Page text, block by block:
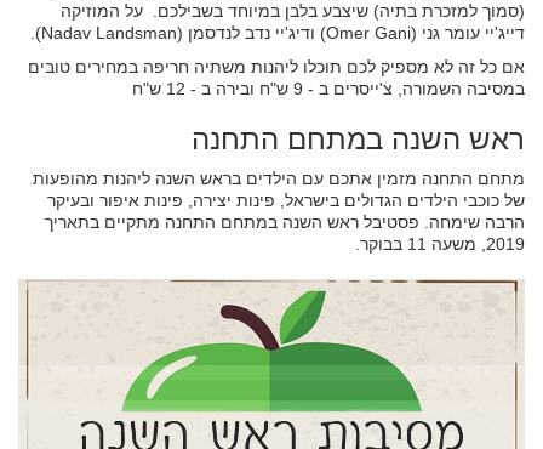
(סמוך למזכרת בתיה) שיצבע בלבן במיוחד בשבילכם. על המוזיקה
דייג'יי עומר גני (Omer Gani) ודיג'יי נדב לנדסמן (Nadav Landsman).
אם כל זה לא מספיק לכם תוכלו ליהנות משתיה חריפה במחירים טובים
במסיבה השמורה, צ'ייסרים ב - 9 ש"ח ובירה ב - 12 ש"ח
ראש השנה במתחם התחנה
מתחם התחנה מזמין אתכם עם הילדים בראש השנה ליהנות מהופעות
של כוכבי הילדים הגדולים בישראל, פינות יצירה, פינות איפור ובעיקר
הרבה שימחה. פסטיבל ראש השנה במתחם התחנה מתקיים בתאריך
2019, משעה 11 בבוקר.